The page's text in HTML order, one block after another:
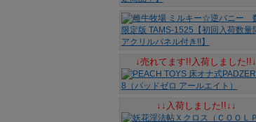
↓売れてます!!入荷しました!!↓
↓↓入荷しました!!↓↓